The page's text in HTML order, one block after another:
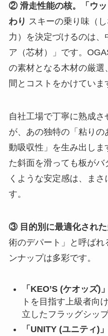
② 滑走性能の核。「ウ
わり スキーの乗り味（
力）を決定づけるのは、
ア（芯材）」です。
の素材となる木材の厳
間とコストをかけていま
自社工場で丁寧に熟成
が、あの独特の「粘り
動吸収性」を生み出し
た斜面を滑っても板が
くような安定感は、ま
す。
③ 目的別に最適化され
術のデパート」と呼ばれ
ンナップは多彩です。
「KEO’S (ケオッズ)
トを目指す上級者向
立したフラッグシップ
「UNITY (ユニティ)